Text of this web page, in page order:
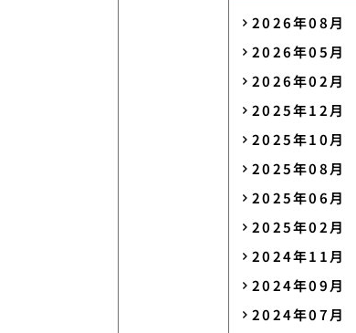
2026年08月
2026年05月
2026年02月
2025年12月
2025年10月
2025年08月
2025年06月
2025年02月
2024年11月
2024年09月
2024年07月